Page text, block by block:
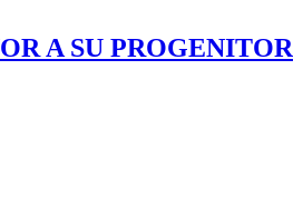
A SU PROGENITOR